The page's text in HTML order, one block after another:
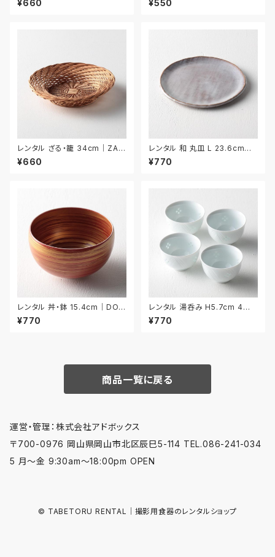
¥660 ¥550
レンタル ざる・籠 34cm｜ZAR
025
¥660
レンタル 和 丸皿 L 23.6cm｜
WML022
¥770
レンタル 丼・鉢 15.4cm｜DON
038
¥770
レンタル 湯呑み H5.7cm 4客
セット｜YUN013
¥770
商品一覧に戻る
運営・管理：株式会社アドボックス
〒700-0976 岡山県岡山市北区辰巳5-114 TEL.086-241-034
5 月〜金 9:30am〜18:00pm OPEN
© TABETORU RENTAL｜撮影用食器のレンタルショップ